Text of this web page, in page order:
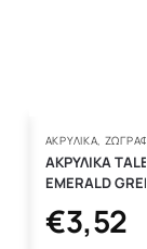
ΑΚΡΥΛΙΚΆ,
ΑΚΡΥΛΙΚΑ
EMERALD
€3,52